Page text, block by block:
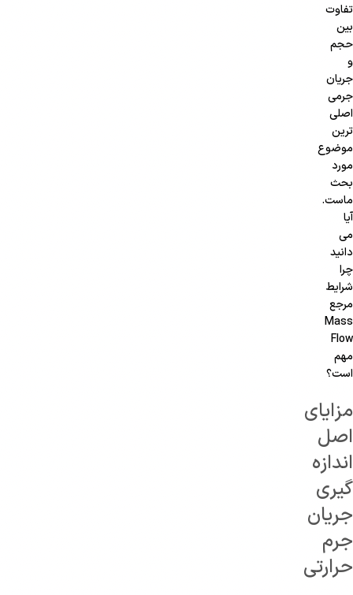
تفاوت
بین
حجم
و
جریان
جرمی
اصلی
ترین
موضوع
مورد
بحث
ماست.
آیا
می
دانید
چرا
شرایط
مرجع
Mass
Flow
مهم
است؟
مزایای
اصل
اندازه
گیری
جریان
جرم
حرارتی